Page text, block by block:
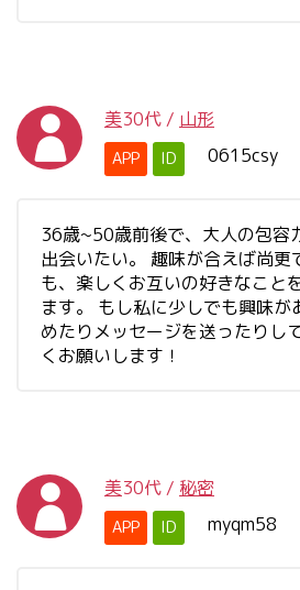
美30代 / 山形
APP ID 0615csy
36歳~50歳前後で、大人の包容
出会いたい。 趣味が合えば尚更
も、楽しくお互いの好きなこと
ます。 もし私に少しでも興味が
めたりメッセージを送ったりし
くお願いします！
美30代 / 秘密
APP ID myqm58